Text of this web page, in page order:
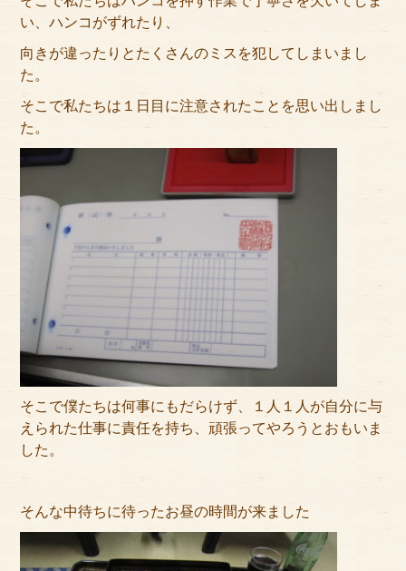
い、ハンコがずれたり、
向きが違ったりとたくさんのミスを犯してしまいまし
た。
そこで私たちは１日目に注意されたことを思い出しまし
た。
そこで僕たちは何事にもだらけず、１人１人が自分に与
えられた仕事に責任を持ち、頑張ってやろうとおもいま
した。
そんな中待ちに待ったお昼の時間が来ました